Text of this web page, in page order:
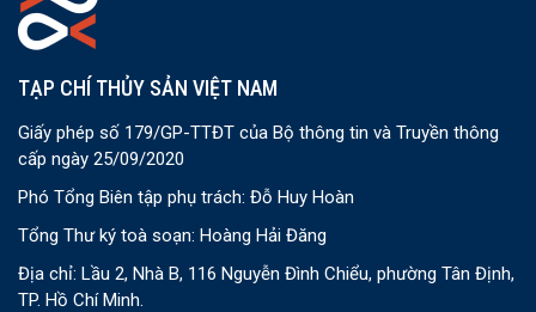
TẠP CHÍ THỦY SẢN VIỆT NAM
Giấy phép số 179/GP-TTĐT của Bộ thông tin và Truyền thông
cấp ngày 25/09/2020
Phó Tổng Biên tập phụ trách: Đỗ Huy Hoàn
Tổng Thư ký toà soạn: Hoàng Hải Đăng
Địa chỉ: Lầu 2, Nhà B, 116 Nguyễn Đình Chiểu, phường Tân Định,
TP. Hồ Chí Minh.